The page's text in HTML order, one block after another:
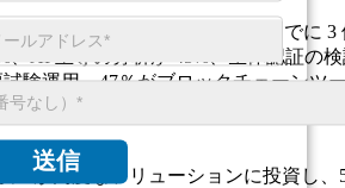
送信
8,258 万ドルに達し、2035 年までに
AI 主導の分析が 45%、生体認証の
験運用、47％がブロックチェーンツ
が高度なソリューションに投資し、